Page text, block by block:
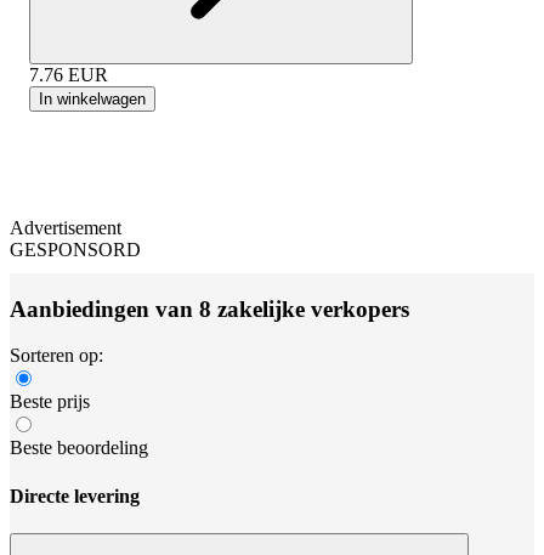
7.76 EUR
In winkelwagen
Advertisement
GESPONSORD
Aanbiedingen van 8 zakelijke verkopers
Sorteren op:
Beste prijs
Beste beoordeling
Directe levering